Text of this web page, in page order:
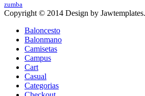
zumba
Copyright © 2014 Design by
Baloncesto
Balonmano
Camisetas
Campus
Cart
Casual
Categorias